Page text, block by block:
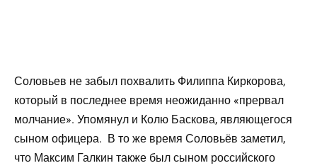
Соловьев не забыл похвалить Филиппа Киркорова,
который в последнее время неожиданно «прервал
молчание». Упомянул и Колю Баскова, являющегося
сыном офицера. В то же время Соловьёв заметил,
что Максим Галкин также был сыном российского